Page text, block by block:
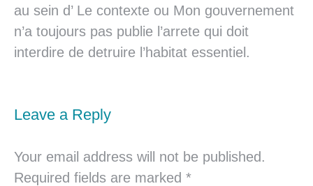
au sein d’ Le contexte ou Mon gouvernement
n’a toujours pas publie l’arrete qui doit
interdire de detruire l’habitat essentiel.
Leave a Reply
Your email address will not be published.
Required fields are marked *